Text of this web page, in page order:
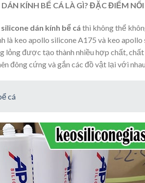
DÁN KÍNH BỂ CÁ LÀ GÌ? ĐẶC ĐIỂM
dán kính bể cá thì không thể
là keo apollo silicone A175 và keo
lỏng được tạo thành nhiều hợp chất,
đông cứng và gắn các đồ vật lại với
cá